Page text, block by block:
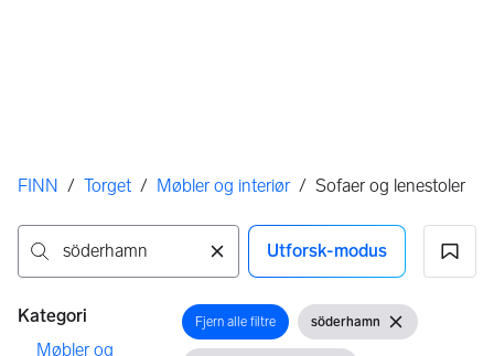
Her er du
FINN / Torget / Møbler og interiør / Sofaer og lenestoler
Utforsk-modus
Filtre
Kategori
Møbler og
Åpne filter
Fjern alle filtre Åpne filter
söderhamn Fjern søkeord